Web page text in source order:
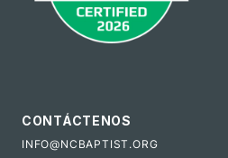
CONTÁCTENOS
INFO@NCBAPTIST.ORG